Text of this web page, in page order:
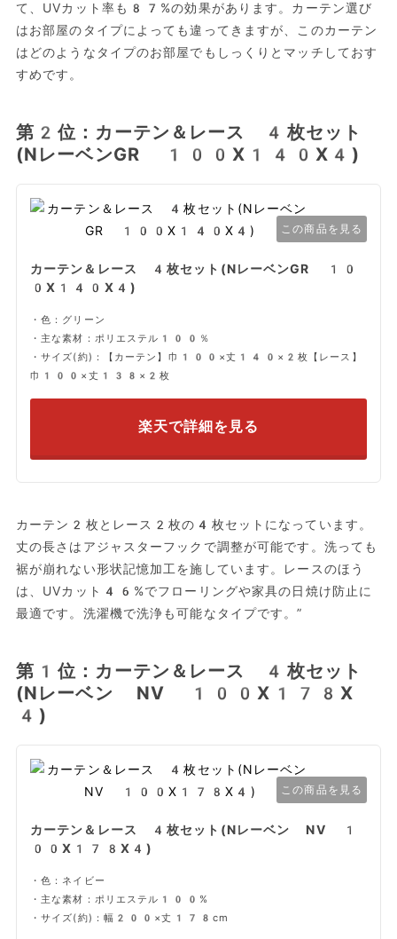
て、UVカット率も87%の効果があります。カーテン選び
はお部屋のタイプによっても違ってきますが、このカーテン
はどのようなタイプのお部屋でもしっくりとマッチしておす
すめです。
第2位：カーテン＆レース 4枚セット
(NレーベンGR 100X140X4)
この商品を見る
カーテン＆レース 4枚セット(NレーベンGR 10
0X140X4)
・色：グリーン
・主な素材：ポリエステル100％
・サイズ(約)：【カーテン】巾100×丈140×2枚【レース】
巾100×丈138×2枚
楽天で詳細を見る
カーテン2枚とレース2枚の4枚セットになっています。
丈の長さはアジャスターフックで調整が可能です。洗っても
裾が崩れない形状記憶加工を施しています。レースのほう
は、UVカット46%でフローリングや家具の日焼け防止に
最適です。洗濯機で洗浄も可能なタイプです。”
第1位：カーテン＆レース 4枚セット
(Nレーベン NV 100X178X
4)
この商品を見る
カーテン＆レース 4枚セット(Nレーベン NV 1
00X178X4)
・色：ネイビー
・主な素材：ポリエステル100%
・サイズ(約)：幅200×丈178cm